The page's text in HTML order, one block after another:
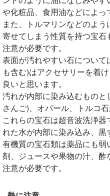
や化粧品、食用油などによっ
また、トルマリンなどのよ
寄せてしまう性質を持つ宝
注意が必要です。
表面が汚れやすい石につい
も含む)はアクセサリーを着
良いと思います。
汚れが内部に染み込むものと
さんご)、オパール、トルコ石
これらの宝石は超音波洗浄
れた水が内部に染み込み、黒
有機質の宝石類は薬品にも
剤、ジュースや果物の汁、
注意が必要です。